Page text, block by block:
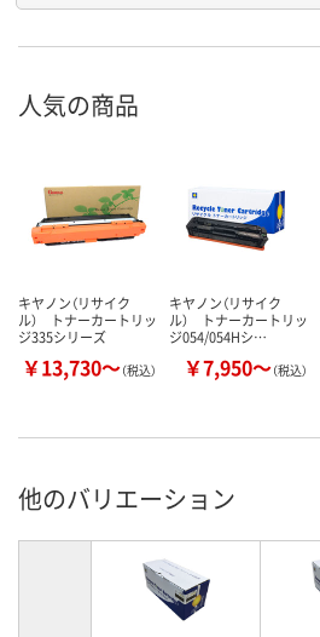
人気の商品
キヤノン（リサイク
ル） トナーカートリッ
ジ335シリーズ
￥13,730～（税込）
キヤノン（リサイク
ル） トナーカートリッ
ジ054/054Hシ…
￥7,950～（税込）
他のバリエーション